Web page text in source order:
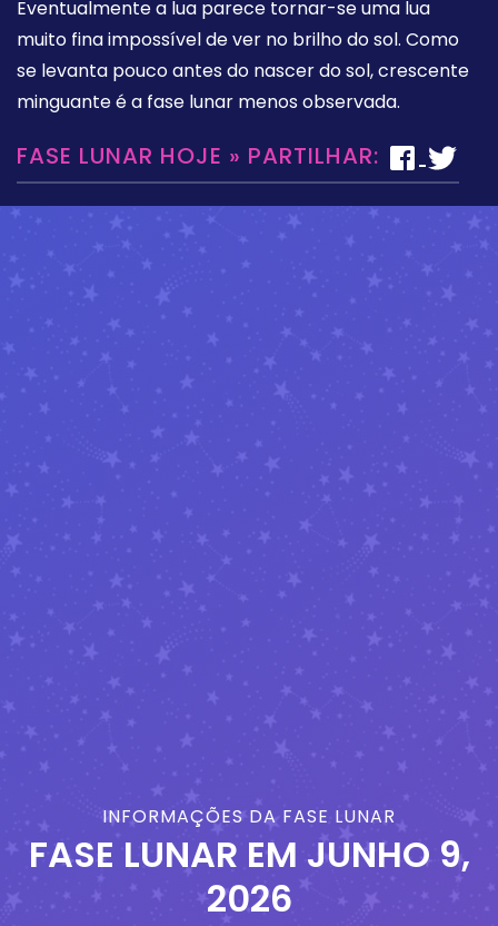
Eventualmente a lua parece tornar-se uma lua
muito fina impossível de ver no brilho do sol. Como
se levanta pouco antes do nascer do sol, crescente
minguante é a fase lunar menos observada.
FASE LUNAR HOJE » PARTILHAR:
INFORMAÇÕES DA FASE LUNAR
FASE LUNAR EM JUNHO 9,
2026